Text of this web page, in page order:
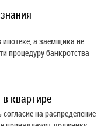
ипотеке, а заемщика не
процедуру банкротства
квартире
на распределение